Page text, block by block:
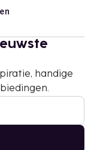
handige